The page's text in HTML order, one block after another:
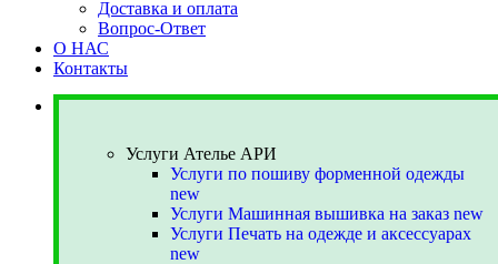
Доставка и оплата
Вопрос-Ответ
О НАС
Контакты
Услуги Ателье АРИ
Услуги Ателье АРИ
Услуги по пошиву форменной одежды
new
Услуги Машинная вышивка на заказ new
Услуги Печать на одежде и аксессуарах
new